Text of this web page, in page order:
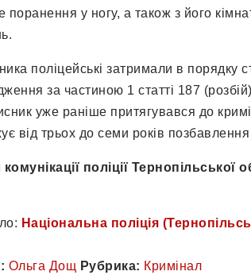
поранення у ногу, а також з його
поліцейські затримали в порядку
за частиною 1 статті 187
уже раніше притягувався до
від трьох до семи років позбавлення
комунікації поліції Тернопільської
Національна поліція
Ольга Дощ Рубрика: Кримінал